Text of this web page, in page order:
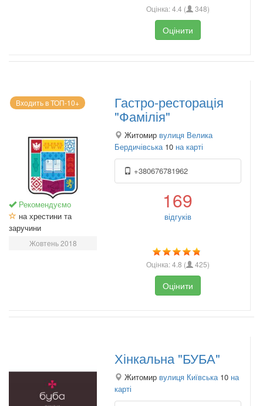
Оцінка:4.4 ( 348)
Оцінити
Входить в ТОП-10+
Рекомендуємо
на хрестини та
заручини
Жовтень 2018
Гастро-ресторація
"Фамілія"
Житомир вулиця Велика
Бердичівська10 на карті
+380676781962
169
відгуків
Оцінка:4.8 ( 425)
Оцінити
Хінкальна "БУБА"
Житомир вулиця Київська 10 на
карті